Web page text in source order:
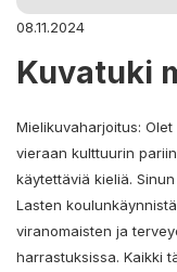
08.11.2024
Kuvatuki
Mielikuvaharjoitus:
vieraan kulttuurin
käytettäviä kieliä.
Lasten
viranomaisten ja
harrastuksissa. Kaikki